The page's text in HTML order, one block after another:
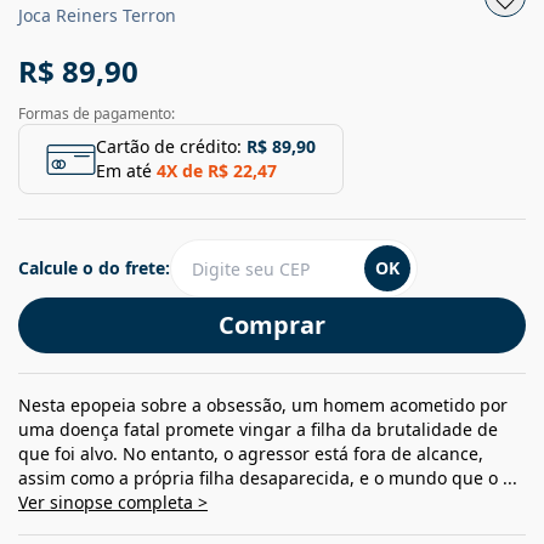
Joca Reiners Terron
R$ 89,90
Formas de pagamento:
Cartão de crédito: R$ 89,90
Em até 4X de R$ 22,47
Comprar
Calcule o do frete: OK
Nesta epopeia sobre a obsessão, um homem acometido por
uma doença fatal promete vingar a filha da brutalidade de
que foi alvo. No entanto, o agressor está fora de alcance,
assim como a própria filha desaparecida, e o mundo que o ...
Ver sinopse completa >